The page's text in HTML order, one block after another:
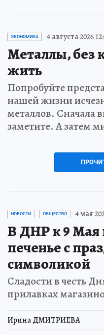
ЭКОНОМИКА 4 августа 2026
Металлы, без
жить
Попробуйте
нашей жизни
металлов. Сначала
заметите. А затем
НОВОСТИ ОБЩЕСТВО 4 мая
В ДНР к 9 Мая
печенье с
символикой
Сладости в честь
прилавках
Ирина ДМИТРИЕВА